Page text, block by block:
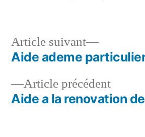
Navigation
deArticle précédentArticle
Aide a la renovation
Article suivant
Article
suivant :
Aide ademe